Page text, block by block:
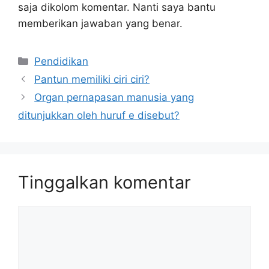
saja dikolom komentar. Nanti saya bantu
memberikan jawaban yang benar.
Kategori
Pendidikan
Pantun memiliki ciri ciri?
Organ pernapasan manusia yang
ditunjukkan oleh huruf e disebut?
Tinggalkan komentar